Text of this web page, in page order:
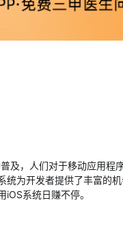
及，人们对于移动应用程
统为开发者提供了丰富的
系统日赚不停。